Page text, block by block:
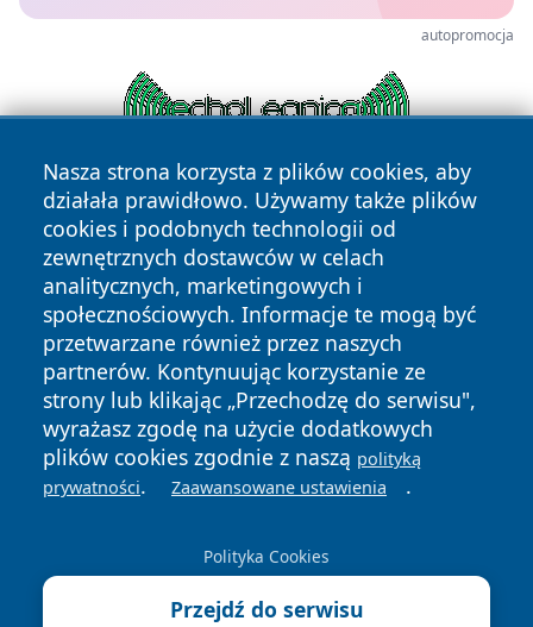
autopromocja
Nasza strona korzysta z plików cookies, aby
działała prawidłowo. Używamy także plików
cookies i podobnych technologii od
zewnętrznych dostawców w celach
analitycznych, marketingowych i
społecznościowych. Informacje te mogą być
przetwarzane również przez naszych
partnerów. Kontynuując korzystanie ze
strony lub klikając „Przechodzę do serwisu",
wyrażasz zgodę na użycie dodatkowych
plików cookies zgodnie z naszą polityką
prywatności. Zaawansowane ustawienia .
Polityka Cookies
Przejdź do serwisu
Copyright © 2026 nowinypilskie.pl Wszystkie prawa
zastrzeżone.
News Autorzy
Polityka
Prywatności
Polityka
Cookies